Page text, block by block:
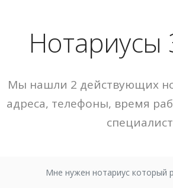
Нотариусы
Мы нашли 2 действующих
адреса, телефоны, время
Мне нужен нотариус который